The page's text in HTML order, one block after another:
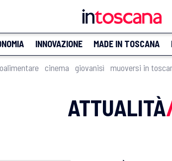
INNOVAZIONE MADE IN TOSCANA
cinema giovanisì muoversi in
ATTUALITÀ